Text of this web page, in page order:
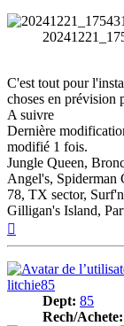
C'est tout pour
choses en prévision
A suivre
Dernière
modifié 1 fois.
Jungle Queen,
Angel's, Spiderman
78, TX sector,
Gilligan's Island,
litchie85
Dept: 85
Rech/Achete: